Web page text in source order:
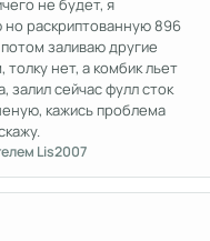
не будет, я
раскриптованную 896
заливаю другие
нет, а комбик льет
залил сейчас фулл сток
кажись проблема
Lis2007